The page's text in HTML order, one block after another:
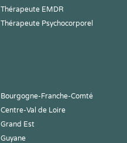
Thérapeute EMDR
Thérapeute Psychocorporel
Bourgogne-Franche-Comté
Centre-Val de Loire
Grand Est
Guyane